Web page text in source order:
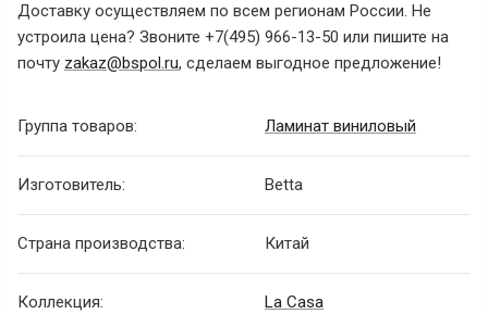
Доставку осуществляем по всем регионам России. Не
устроила цена? Звоните +7(495) 966-13-50 или пишите на
почту zakaz@bspol.ru, сделаем выгодное предложение!
Группа товаров: Ламинат виниловый
Изготовитель: Betta
Страна производства: Китай
Коллекция: La Casa